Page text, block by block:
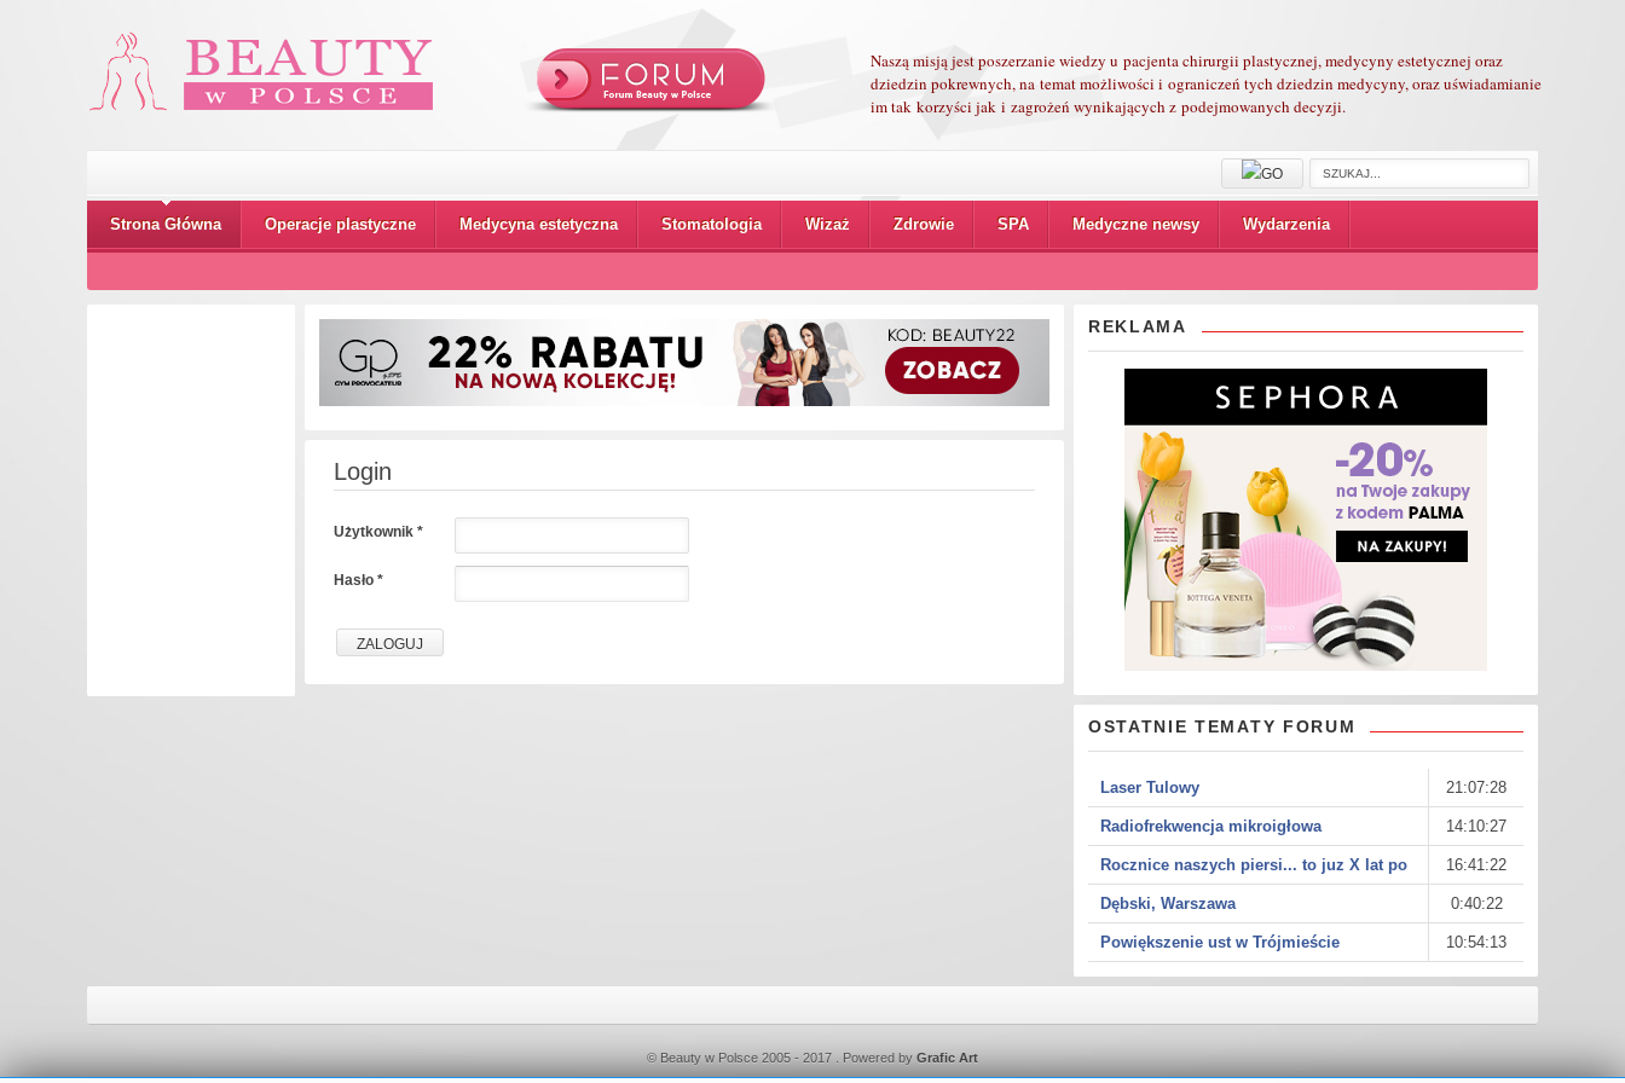
Naszą misją jest poszerzanie wiedzy u pacjenta chirurgii plastycznej, medycyny estetycznej oraz
dziedzin pokrewnych, na temat możliwości i ograniczeń tych dziedzin medycyny, oraz uświadamianie
im tak korzyści jak i zagrożeń wynikających z podejmowanych decyzji.
Strona Główna Operacje plastyczne Medycyna estetyczna Stomatologia Wizaż Zdrowie SPA Medyczne newsy Wydarzenia
Login
Użytkownik *
Hasło *
ZALOGUJ
REKLAMA
OSTATNIE TEMATY FORUM
Laser Tulowy 21:07:28
Radiofrekwencja mikroigłowa 14:10:27
Rocznice naszych piersi... to juz X lat po 16:41:22
Dębski, Warszawa 0:40:22
Powiększenie ust w Trójmieście 10:54:13
© Beauty w Polsce 2005 - 2017 . Powered by Grafic Art